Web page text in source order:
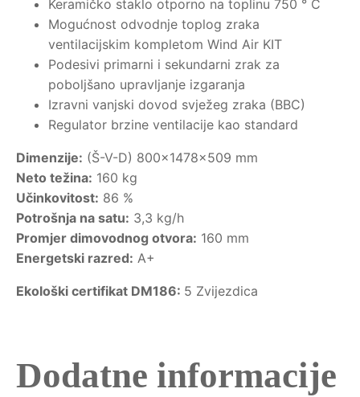
Keramičko staklo otporno na toplinu 750 ° C
Mogućnost odvodnje toplog zraka
ventilacijskim kompletom Wind Air KIT
Podesivi primarni i sekundarni zrak za
poboljšano upravljanje izgaranja
Izravni vanjski dovod svježeg zraka (BBC)
Regulator brzine ventilacije kao standard
Dimenzije: (Š-V-D) 800x1478x509 mm
Neto težina: 160 kg
Učinkovitost: 86 %
Potrošnja na satu: 3,3 kg/h
Promjer dimovodnog otvora: 160 mm
Energetski razred: A+
Ekološki certifikat DM186: 5 Zvijezdica
Dodatne informacije